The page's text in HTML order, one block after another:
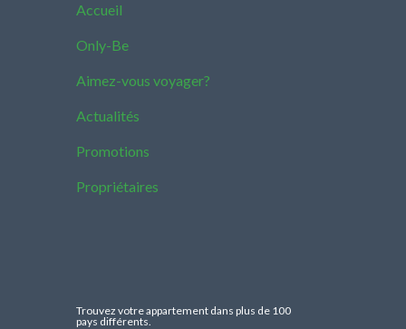
Accueil
Only-Be
Aimez-vous voyager?
Actualités
Promotions
Propriétaires
Trouvez votre appartement dans plus de 100
pays différents.